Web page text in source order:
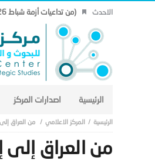
الاحدث (من تداعيات أزمة شباط 2026 إلى هندسة الأمن الإقليمي: اتفاق مكة نموذجاً.. (19)
الرئيسية اصدارات المركز
المركز الاعلامي من العراق
من العراق إلى